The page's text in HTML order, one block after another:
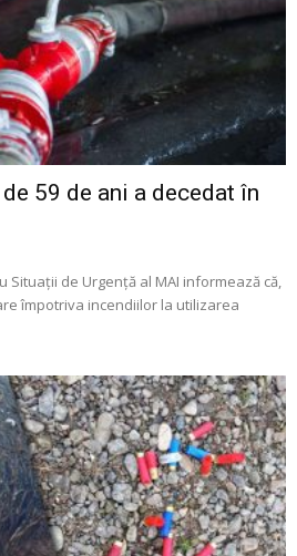
59 de ani a decedat în
Situații de Urgență al MAI informează că,
împotriva incendiilor la utilizarea